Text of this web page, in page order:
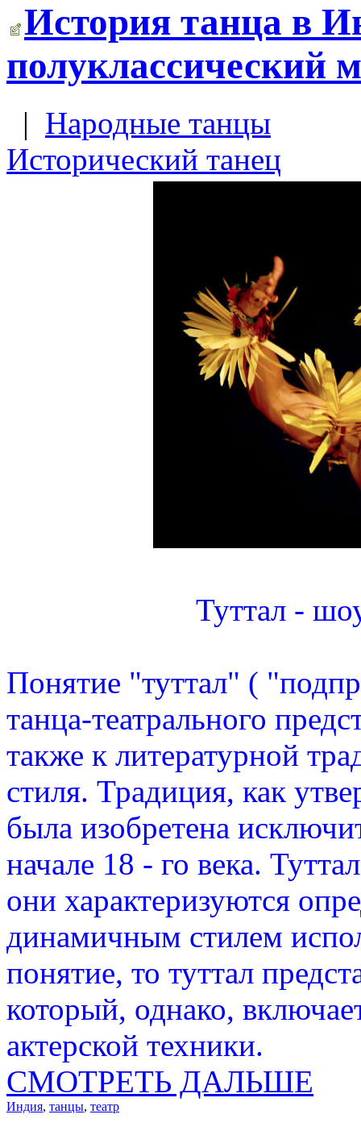
История танца в
полуклассический
| Народные танцы
Исторический танец
Туттал -
Понятие "туттал" (
танца-театрального
также к литературной
стиля. Традиция, как
была изобретена
начале 18 - го века.
они характеризуются
динамичным стилем
понятие, то туттал
который, однако,
актерской техники.
СМОТРЕТЬ ДАЛЬШЕ
Индия, танцы, театр